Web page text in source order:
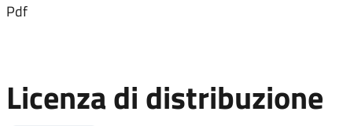
Pdf
Licenza di distribuzione